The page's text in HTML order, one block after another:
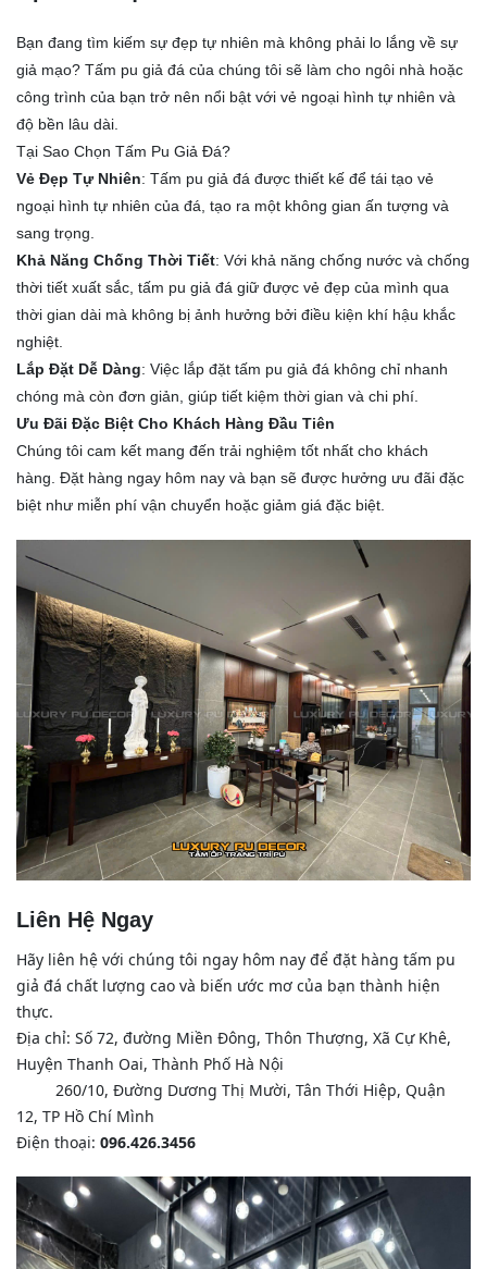
Bạn đang tìm kiếm sự đẹp tự nhiên mà không phải lo lắng về sự
giả mạo? Tấm pu giả đá của chúng tôi sẽ làm cho ngôi nhà hoặc
công trình của bạn trở nên nổi bật với vẻ ngoại hình tự nhiên và
độ bền lâu dài.
Tại Sao Chọn Tấm Pu Giả Đá?
Vẻ Đẹp Tự Nhiên: Tấm pu giả đá được thiết kế để tái tạo vẻ
ngoại hình tự nhiên của đá, tạo ra một không gian ấn tượng và
sang trọng.
Khả Năng Chống Thời Tiết: Với khả năng chống nước và chống
thời tiết xuất sắc, tấm pu giả đá giữ được vẻ đẹp của mình qua
thời gian dài mà không bị ảnh hưởng bởi điều kiện khí hậu khắc
nghiệt.
Lắp Đặt Dễ Dàng: Việc lắp đặt tấm pu giả đá không chỉ nhanh
chóng mà còn đơn giản, giúp tiết kiệm thời gian và chi phí.
Ưu Đãi Đặc Biệt Cho Khách Hàng Đầu Tiên
Chúng tôi cam kết mang đến trải nghiệm tốt nhất cho khách
hàng. Đặt hàng ngay hôm nay và bạn sẽ được hưởng ưu đãi đặc
biệt như miễn phí vận chuyển hoặc giảm giá đặc biệt.
Liên Hệ Ngay
Hãy liên hệ với chúng tôi ngay hôm nay để đặt hàng tấm pu
giả đá chất lượng cao và biến ước mơ của bạn thành hiện
thực.
Địa chỉ: Số 72, đường Miền Đông, Thôn Thượng, Xã Cự Khê,
Huyện Thanh Oai, Thành Phố Hà Nội
260/10, Đường Dương Thị Mười, Tân Thới Hiệp, Quận
12, TP Hồ Chí Mình
Điện thoại: 096.426.3456